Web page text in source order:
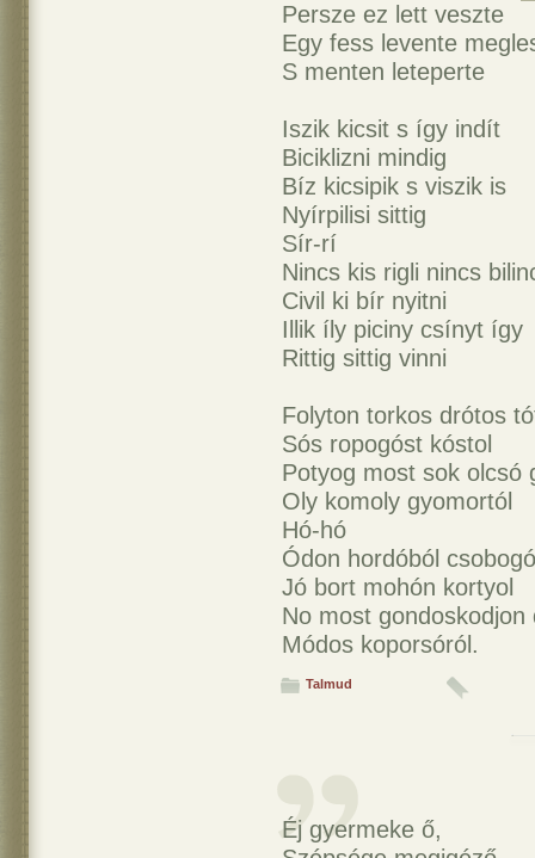
Persze ez lett veszte
Egy fess levente
S menten leteperte
Iszik kicsit s így indít
Biciklizni mindig
Bíz kicsipik s viszik is
Nyírpilisi sittig
Sír-rí
Nincs kis rigli nincs
Civil ki bír nyitni
Illik íly piciny csínyt így
Rittig sittig vinni
Folyton torkos drótos
Sós ropogóst kóstol
Potyog most sok olcsó
Oly komoly gyomortól
Hó-hó
Ódon hordóból csobogó
Jó bort mohón kortyol
No most gondoskodjon
Módos koporsóról.
Talmud
Éj gyermeke ő,